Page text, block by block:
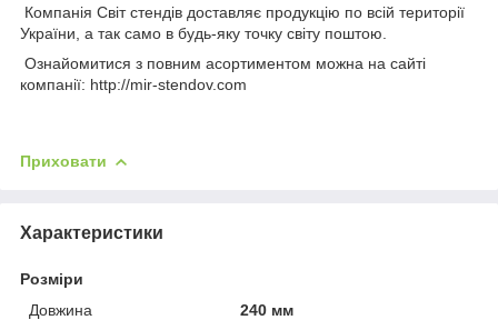
Компанія Світ стендів доставляє продукцію по всій території
України, а так само в будь-яку точку світу поштою.
Ознайомитися з повним асортиментом можна на сайті
компанії: http://mir-stendov.com
Приховати
Характеристики
Розміри
Довжина
240 мм